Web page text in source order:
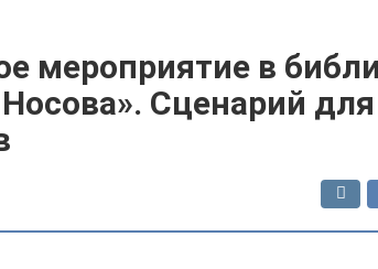
мероприятие в
Сценарий